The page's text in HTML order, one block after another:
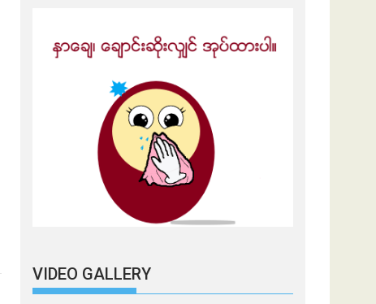
VIDEO GALLERY